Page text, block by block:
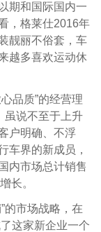
期和国际国内一
，格莱仕2016年
靓丽不俗套，车
越多喜欢运动休
品质”的经营理
虽说不至于上升
户明确、不浮
车界的新成员，
内市场总计销售
长。
的市场战略，在
这家新企业一个